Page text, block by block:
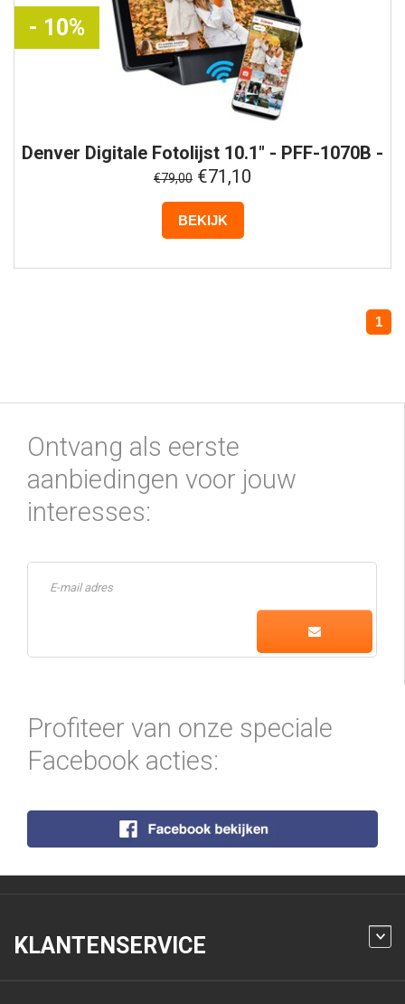
- 10%
Denver Digitale Fotolijst 10.1" - PFF-1070B -
Zwart
€79,00 €71,10
BEKIJK
1
Ontvang als eerste
aanbiedingen voor jouw
interesses:
Profiteer van onze speciale
Facebook acties:
KLANTENSERVICE